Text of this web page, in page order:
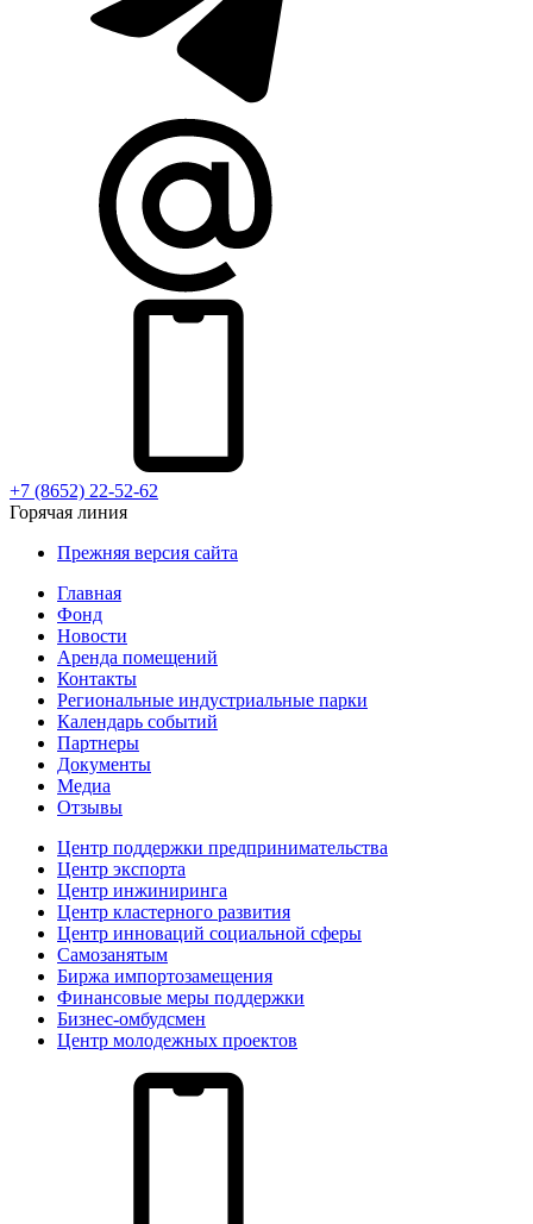
+7 (8652) 22-52-62
Горячая линия
Прежняя версия сайта
Главная
Фонд
Новости
Аренда помещений
Контакты
Региональные индустриальные парки
Календарь событий
Партнеры
Документы
Медиа
Отзывы
Центр поддержки предпринимательства
Центр экспорта
Центр инжиниринга
Центр кластерного развития
Центр инноваций социальной сферы
Cамозанятым
Биржа импортозамещения
Финансовые меры поддержки
Бизнес-омбудсмен
Центр молодежных проектов